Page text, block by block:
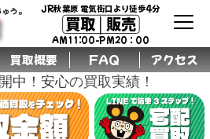
う。 JR秋葉原 電気街口より徒歩4分
買取│販売
AM11:00-PM20：00
買取概要 FAQ アクセス
中！安心の買取実績！